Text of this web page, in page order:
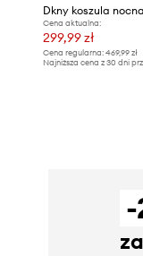
Dkny koszula nocna
Cena aktualna:
299,99 zł
Cena regularna: 469,99 zł
Najniższa cena z 30 dni